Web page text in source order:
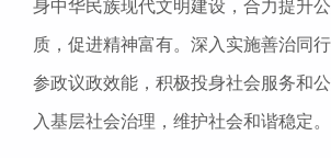
身中华民族现代文明建设，合力提升
质，促进精神富有。深入实施善治同
参政议政效能，积极投身社会服务和
入基层社会治理，维护社会和谐稳定。